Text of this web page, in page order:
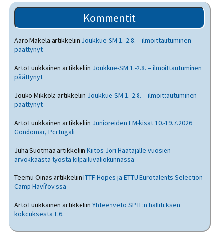
Kommentit
Aaro Mäkelä artikkeliin Joukkue-SM 1.-2.8. – ilmoittautuminen
päättynyt
Arto Luukkainen artikkeliin Joukkue-SM 1.-2.8. – ilmoittautuminen
päättynyt
Jouko Mikkola artikkeliin Joukkue-SM 1.-2.8. – ilmoittautuminen
päättynyt
Arto Luukkainen artikkeliin Junioreiden EM-kisat 10.-19.7.2026
Gondomar, Portugali
Juha Suotmaa artikkeliinKiitos Jori Haatajalle vuosien
arvokkaasta työstä kilpailuvaliokunnassa
Teemu Oinas artikkeliinITTF Hopes ja ETTU Eurotalents Selection
Camp Havířovissa
Arto Luukkainen artikkeliinYhteenveto SPTL:n hallituksen
kokouksesta 1.6.